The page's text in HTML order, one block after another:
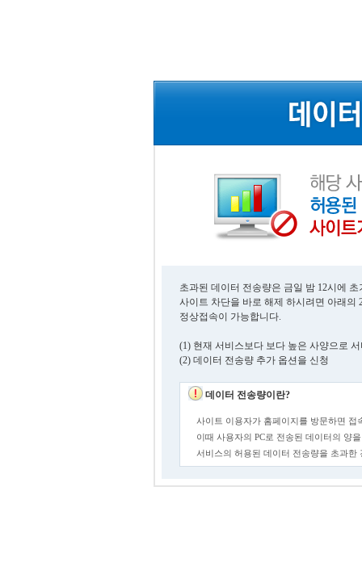
초과된 데이터 전송량은 금일 밤 12시에
사이트 차단을 바로 해제 하시려면 아래의
정상접속이 가능합니다.
(1) 현재 서비스보다 보다 높은 사양으로
(2) 데이터 전송량 추가 옵션을 신청
데이터 전송량이란?
사이트 이용자가 홈페이지를 방문하면 접
이때 사용자의 PC로 전송된 데이터의 양
서비스의 허용된 데이터 전송량을 초과